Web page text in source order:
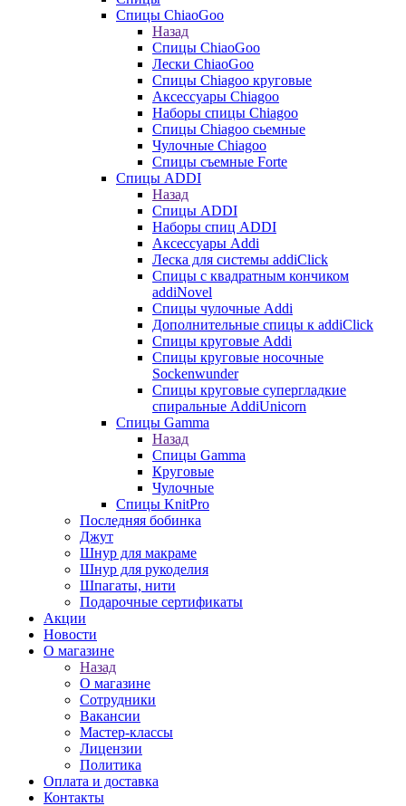
Спицы ChiaoGoo
Назад
Спицы ChiaoGoo
Лески ChiaoGoo
Cпицы Сhiagoo круговые
Аксессуары Chiagoo
Наборы спицы Chiagoo
Спицы Chiagoo сьемные
Чулочные Chiagoo
Спицы съемные Forte
Спицы ADDI
Назад
Спицы ADDI
Наборы спиц ADDI
Аксессуары Addi
Леска для системы addiClick
Спицы с квадратным кончиком
addiNovel
Спицы чулочные Addi
Дополнительные спицы к addiClick
Спицы круговые Addi
Спицы круговые носочные
Sockenwunder
Спицы круговые супергладкие
спиральные AddiUnicorn
Спицы Gamma
Назад
Спицы Gamma
Круговые
Чулочные
Спицы KnitPro
Последняя бобинка
Джут
Шнур для макраме
Шнур для рукоделия
Шпагаты, нити
Подарочные сертификаты
Акции
Новости
О магазине
Назад
О магазине
Сотрудники
Вакансии
Мастер-классы
Лицензии
Политика
Оплата и доставка
Контакты